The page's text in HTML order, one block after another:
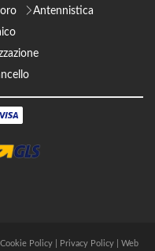
Antennistica
Cookie Policy| Privacy Policy| Web